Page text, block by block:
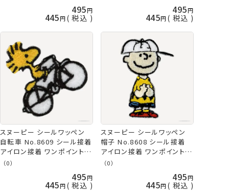
495
445 税込
495
445 税込
スヌーピー シールワッペン
自転車 No.8609 シール接着
アイロン接着 ワンポイント
ネコポス可 ミササ 手芸の山
（0）
495
445 税込
スヌーピー シールワッペン
帽子 No.8608 シール接着
アイロン接着 ワンポイント
ネコポス可 ミササ 手芸の山
（0）
495
445 税込